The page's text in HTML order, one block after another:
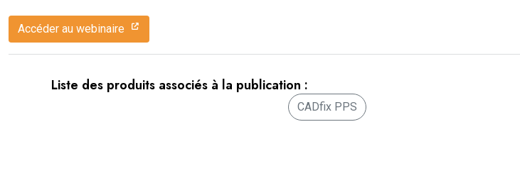
Accéder au webinaire
Liste des produits associés à la publication :
CADfix PPS